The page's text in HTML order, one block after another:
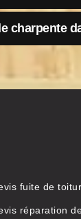
charpente
fuite de
réparation